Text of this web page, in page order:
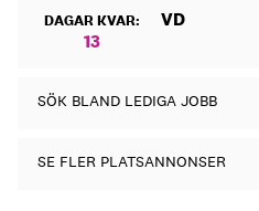
DAGAR KVAR:
13
VD
SÖK BLAND LEDIGA JOBB
SE FLER PLATSANNONSER